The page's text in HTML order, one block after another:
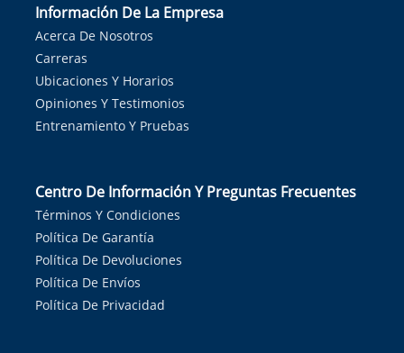
Información De La Empresa
Acerca De Nosotros
Carreras
Ubicaciones Y Horarios
Opiniones Y Testimonios
Entrenamiento Y Pruebas
Centro De Información Y Preguntas Frecuentes
Términos Y Condiciones
Política De Garantía
Política De Devoluciones
Política De Envíos
Política De Privacidad